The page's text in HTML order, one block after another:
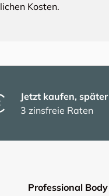
Kosten.
Jetzt kaufen,
3 zinsfreie Raten
Professional